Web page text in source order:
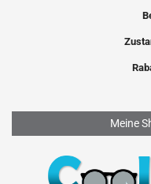
Meine